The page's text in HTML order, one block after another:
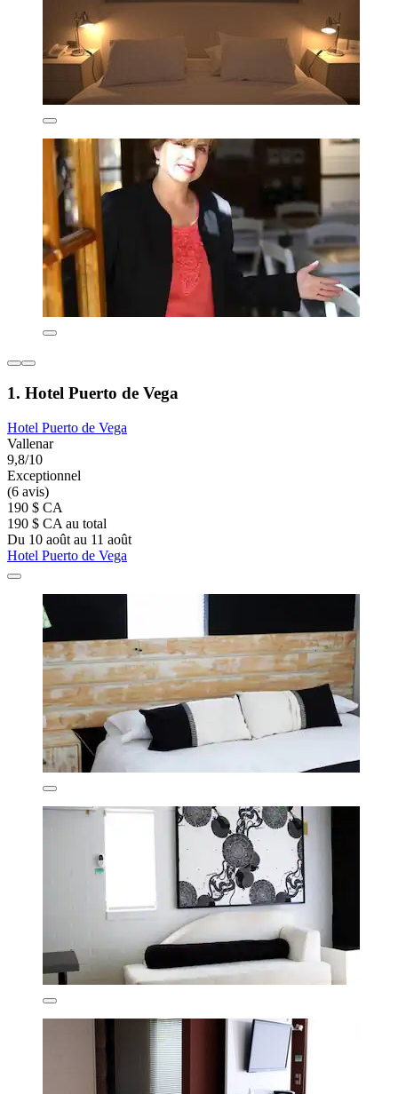
1. Hotel Puerto de Vega
Hotel Puerto de Vega
Vallenar
9,8/10
Exceptionnel
(6 avis)
190 $ CA
190 $ CA au total
Du 10 août au 11 août
Hotel Puerto de Vega